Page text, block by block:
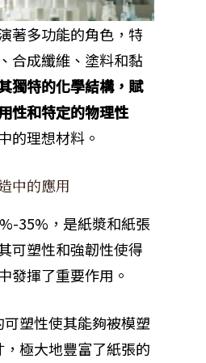
著多功能的角色，特
合成纖維、塗料和黏
獨特的化學結構，賦
性和特定的物理性
的理想材料。
中的應用
35%，是紙漿和紙張
可塑性和強韌性使得
發揮了重要作用。
塑性使其能夠被模塑
極大地豐富了紙張的